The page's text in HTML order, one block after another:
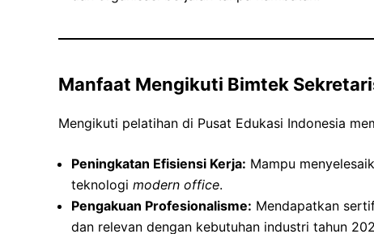
Manfaat Mengikuti Bimtek
Mengikuti pelatihan di Pusat Edukasi Indonesia
Peningkatan Efisiensi Kerja: Mampu
teknologi modern office.
Pengakuan Profesionalisme: Mendapatkan
dan relevan dengan kebutuhan industri tahun